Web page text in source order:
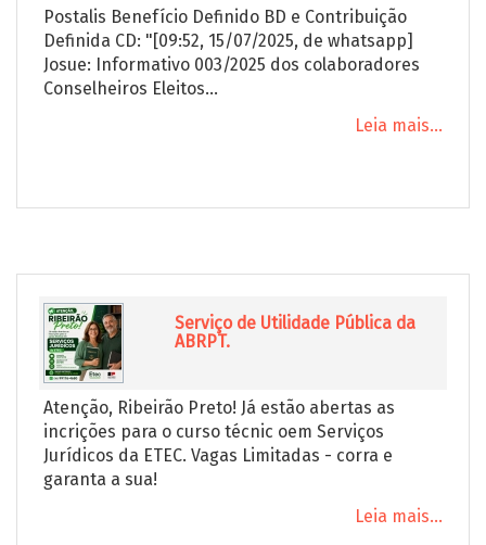
Postalis Benefício Definido BD e Contribuição
Definida CD: "[09:52, 15/07/2025, de whatsapp]
Josue: Informativo 003/2025 dos colaboradores
Conselheiros Eleitos...
Leia mais...
Serviço de Utilidade Pública da
ABRPT.
Atenção, Ribeirão Preto! Já estão abertas as
incrições para o curso técnic oem Serviços
Jurídicos da ETEC. Vagas Limitadas - corra e
garanta a sua!
Leia mais...